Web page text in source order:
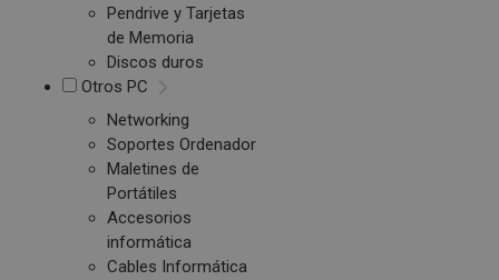
Pendrive y Tarjetas
de Memoria
Discos duros
Otros PC
Networking
Soportes Ordenador
Maletines de
Portátiles
Accesorios
informática
Cables Informática